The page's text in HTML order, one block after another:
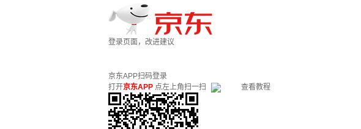
登录页面，改进建议
京东APP扫码登录
打开京东APP 点左上角扫一扫 查看教程